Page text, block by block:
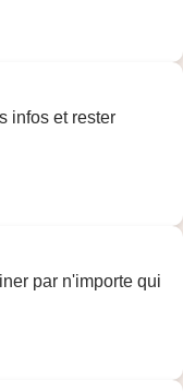
infos et rester
par n'importe qui